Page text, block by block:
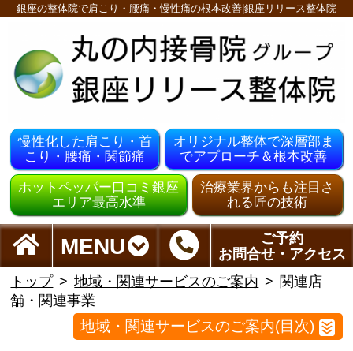
銀座の整体院で肩こり・腰痛・慢性痛の根本改善|銀座リリース整体院
慢性化した肩こり・首
こり・腰痛・関節痛
オリジナル整体で深層部ま
でアプローチ＆根本改善
ホットペッパー口コミ銀座
エリア最高水準
治療業界からも注目さ
れる匠の技術
MENU
ご予約
お問合せ・アクセス
トップ
地域・関連サービスのご案内
関連店
舗・関連事業
地域・関連サービスのご案内(目次)